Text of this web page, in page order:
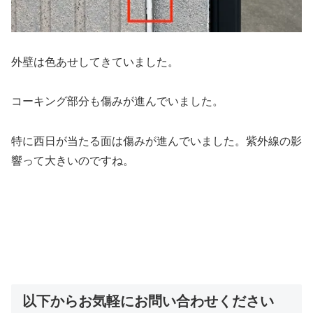
外壁は色あせしてきていました。
コーキング部分も傷みが進んでいました。
特に西日が当たる面は傷みが進んでいました。紫外線の影
響って大きいのですね。
以下からお気軽にお問い合わせください